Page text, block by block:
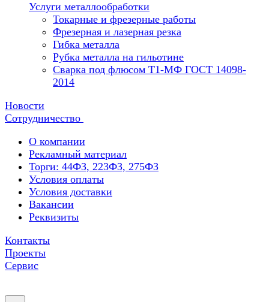
Услуги металлообработки
Токарные и фрезерные работы
Фрезерная и лазерная резка
Гибка металла
Рубка металла на гильотине
Сварка под флюсом Т1-МФ ГОСТ 14098-
2014
Новости
Сотрудничество
О компании
Рекламный материал
Торги: 44ФЗ, 223ФЗ, 275ФЗ
Условия оплаты
Условия доставки
Вакансии
Реквизиты
Контакты
Проекты
Сервис